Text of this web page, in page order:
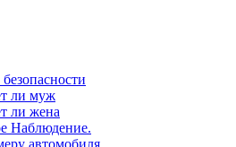
ли муж
ли жена
Наблюдение.
автомобиля